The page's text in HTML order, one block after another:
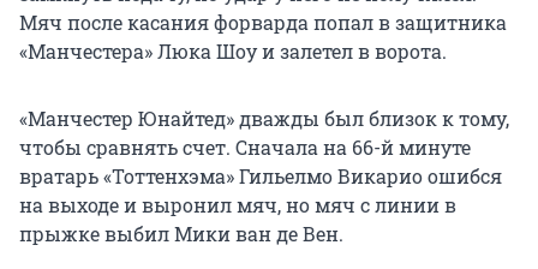
Мяч после касания форварда попал в защитника
«Манчестера» Люка Шоу и залетел в ворота.
«Манчестер Юнайтед» дважды был близок к тому,
чтобы сравнять счет. Сначала на 66-й минуте
вратарь «Тоттенхэма» Гильелмо Викарио ошибся
на выходе и выронил мяч, но мяч с линии в
прыжке выбил Мики ван де Вен.